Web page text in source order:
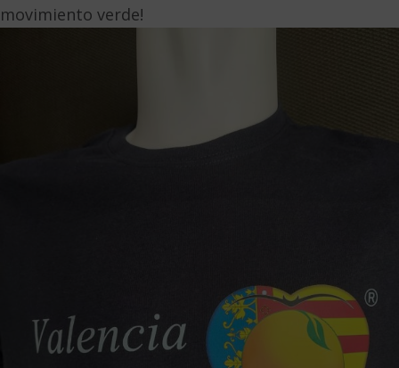
movimiento verde!